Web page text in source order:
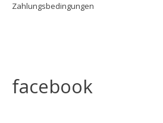
Zahlungsbedingungen
facebook